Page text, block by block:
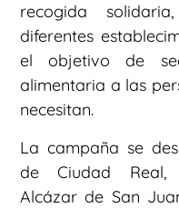
recogida
diferentes
el objetivo de
alimentaria a las
necesitan.
La campaña se
de Ciudad Real,
Alcázar de San